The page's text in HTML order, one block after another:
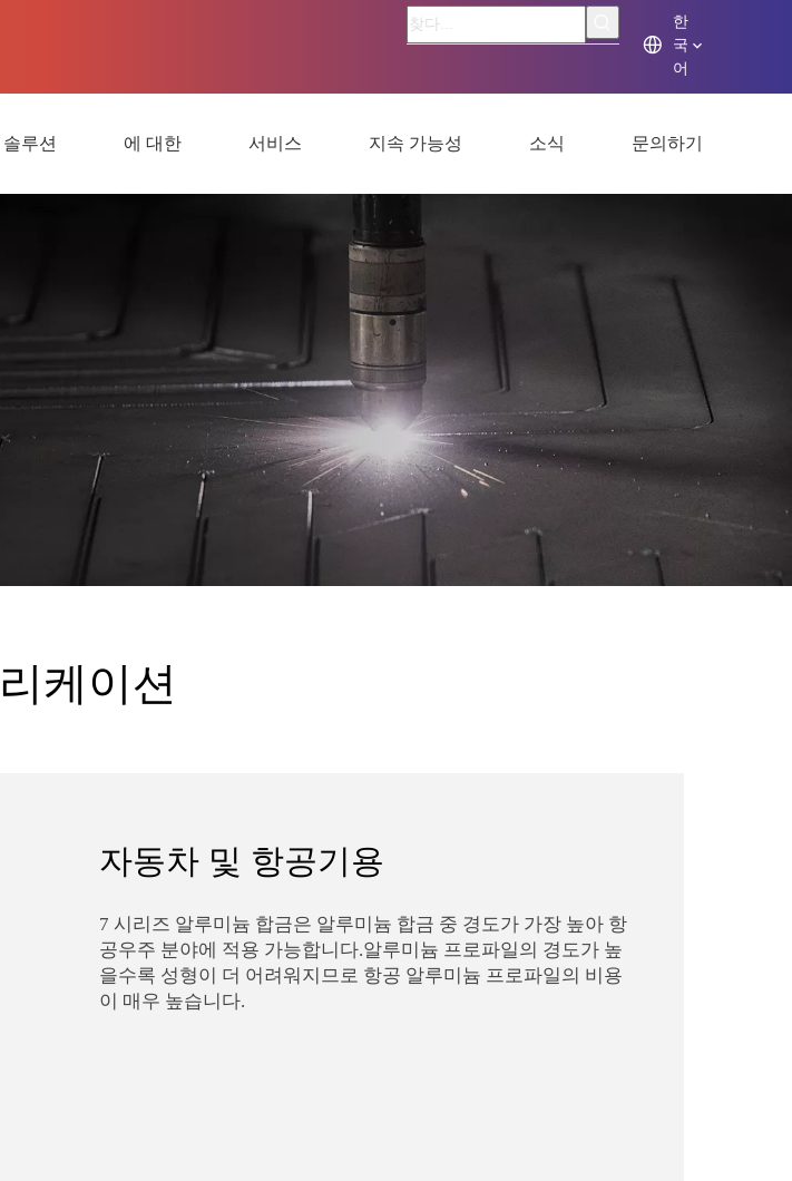
한
국
어
솔루션 에 대한 서비스 지속 가능성 소식 문의하기
케이션
자동차 및 항공기용
7 시리즈 알루미늄 합금은 알루미늄 합금 중 경도가 가장 높아 항
공우주 분야에 적용 가능합니다.알루미늄 프로파일의 경도가 높
을수록 성형이 더 어려워지므로 항공 알루미늄 프로파일의 비용
이 매우 높습니다.